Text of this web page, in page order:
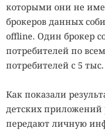
которыми они не
брокеров данных
offline. Один брокер
потребителей по
потребителей с 5
Как показали
детских приложений
передают личную